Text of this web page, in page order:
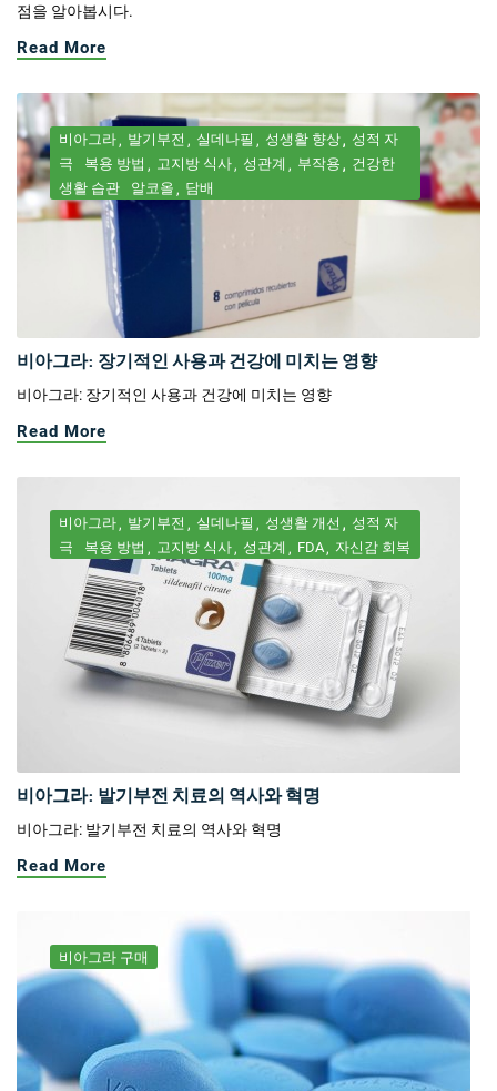
점을 알아봅시다.
Read More
비아그라 발기부전 실데나필 성생활 향상
성적 자
극
복용 방법 고지방 식사 성관계 부작용
건강한
생활 습관
알코올 담배
비아그라: 장기적인 사용과 건강에 미치는 영향
비아그라: 장기적인 사용과 건강에 미치는 영향
Read More
비아그라 발기부전 실데나필 성생활 개선
성적 자
극
복용 방법 고지방 식사 성관계 FDA 자신감 회복
비아그라: 발기부전 치료의 역사와 혁명
비아그라: 발기부전 치료의 역사와 혁명
Read More
비아그라 구매